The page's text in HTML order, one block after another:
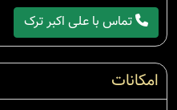
تماس با علی اکبر ترک
امکانات